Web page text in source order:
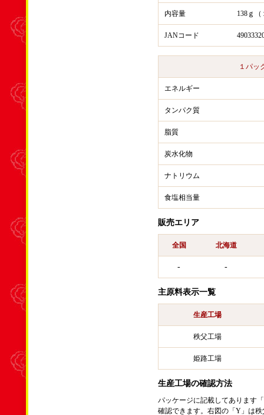
内容量 138ｇ
JANコード
１パッ
エネルギー
タンパク質
脂質
炭水化物
ナトリウム
食塩相当量
販売エリア
全国 北海道
- -
主原料表示一覧
生産工場
秩父工場
姫路工場
生産工場の確認方法
パッケージに記載してあります
確認できます。右図の「Y」は